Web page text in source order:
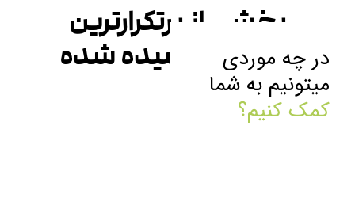
بخشی از پرتکرارترین
سوالات پرسیده شده
در چه موردی
میتونیم به شما
کمک کنیم؟